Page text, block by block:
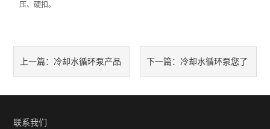
不锈钢常压反应釜
压、硬扣。
上一篇： 冷却水循环泵产品 下一篇： 冷却水循环泵您了
联系我们